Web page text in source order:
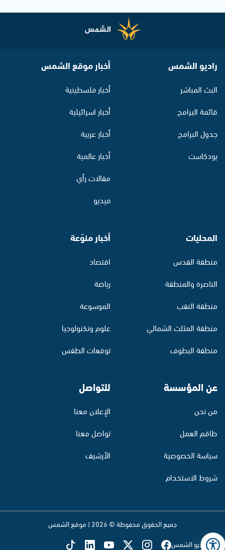
راديو الشمس
البث المباشر
قائمة البرامج
جدول البرامج
بودكاست
أخبار موقع الشمس
أخبار فلسطينية
أخبار اسرائيلية
أخبار عربية
أخبار عالمية
مقالات رأي
فيديو
المحليات
منطقة القدس
الناصرة والمنطقة
منطقة النقب
منطقة المثلث الشمالي
منطقة البطوف
أخبار منوّعة
اقتصاد
رياضة
الموسوعة
علوم وتكنولوجيا
توقعات الطقس
عن المؤسسة
من نحن
طاقم العمل
سياسة الخصوصية
شروط الاستخدام
للتواصل
الإعلان معنا
تواصل معنا
الأرشيف
جميع الحقوق محفوظة © 2026 | موقع الشمس
تابع راديو الشمس